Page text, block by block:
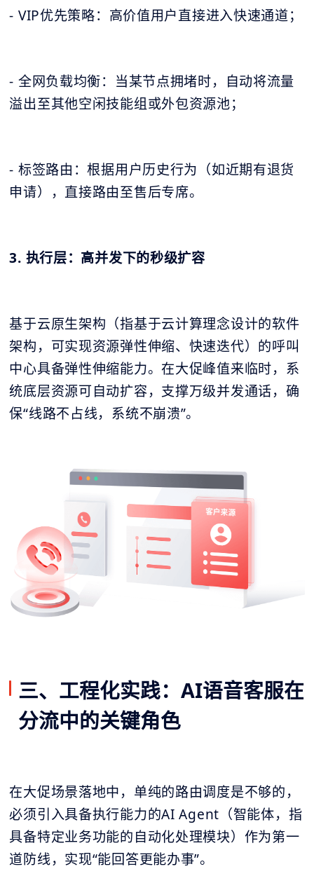
- VIP优先策略：高价值用户直接进入快速通道；
- 全网负载均衡：当某节点拥堵时，自动将流量
溢出至其他空闲技能组或外包资源池；
- 标签路由：根据用户历史行为（如近期有退货
申请），直接路由至售后专席。
3. 执行层：高并发下的秒级扩容
基于云原生架构（指基于云计算理念设计的软件
架构，可实现资源弹性伸缩、快速迭代）的呼叫
中心具备弹性伸缩能力。在大促峰值来临时，系
统底层资源可自动扩容，支撑万级并发通话，确
保“线路不占线，系统不崩溃”。
三、工程化实践：AI语音客服在
分流中的关键角色
在大促场景落地中，单纯的路由调度是不够的，
必须引入具备执行能力的AI Agent（智能体，指
具备特定业务功能的自动化处理模块）作为第一
道防线，实现“能回答更能办事”。